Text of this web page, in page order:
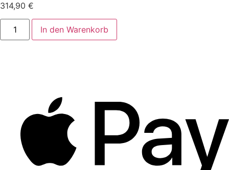
314,90 €
In den Warenkorb